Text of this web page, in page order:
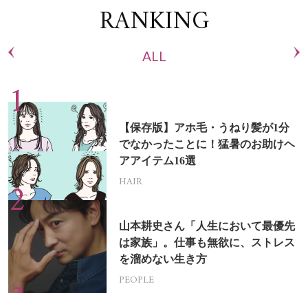
RANKING
ALL
【保存版】アホ毛・うねり髪が1分
でなかったことに！猛暑のお助けヘ
アアイテム16選
HAIR
山本耕史さん「人生において最優先
は家族」。仕事も無欲に、ストレス
を溜めない生き方
PEOPLE